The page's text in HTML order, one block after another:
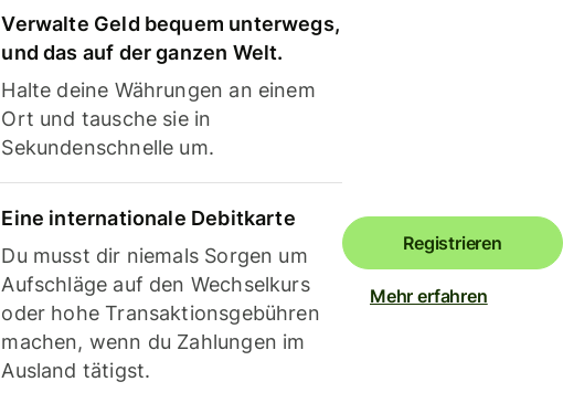
Verwalte Geld bequem unterwegs,
und das auf der ganzen Welt.
Halte deine Währungen an einem
Ort und tausche sie in
Sekundenschnelle um.
Eine internationale Debitkarte
Du musst dir niemals Sorgen um
Aufschläge auf den Wechselkurs
oder hohe Transaktionsgebühren
machen, wenn du Zahlungen im
Ausland tätigst.
Registrieren
Mehr erfahren